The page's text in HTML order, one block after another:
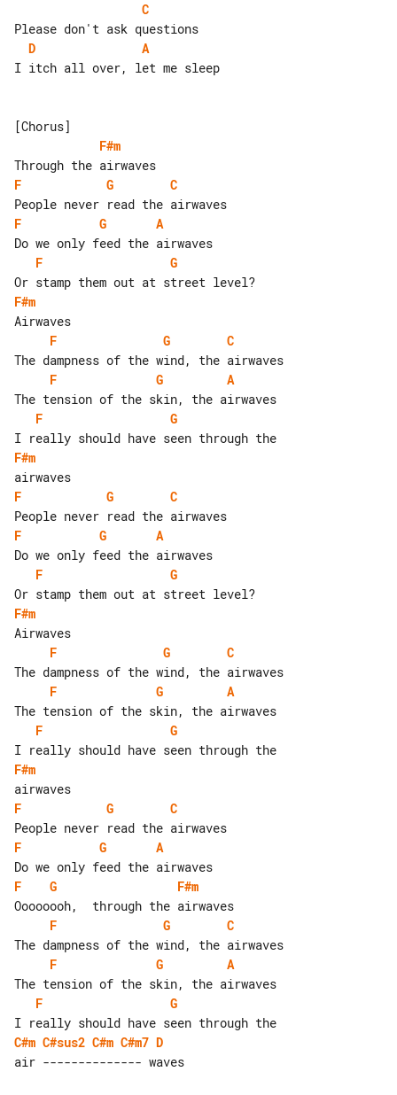
C
D
A
I itch all over, let me sleep
F#m
F
G
C
F
G
A
F
G
F#m
F
G
C
F
G
A
F
G
F#m
F
G
C
F
G
A
F
G
F#m
F
G
C
F
G
A
F
G
F#m
F
G
C
F
G
A
F
G
F#m
F
G
C
F
G
A
F
G
C#m C#sus2 C#m C#m7 D
air -------------- waves